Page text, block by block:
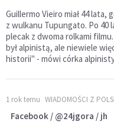
Guillermo Vieiro miał 44 lata,
z wulkanu Tupungato. Po 40
plecak z dwoma rolkami
był alpinistą, ale niewiele
historii" - mówi córka
1 rok temu WIADOMOŚCI Z
Facebook / @24jgora / jh